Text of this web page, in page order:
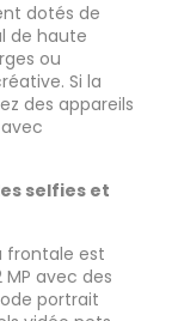
dotés de
de haute
ou
Si la
des appareils
selfies et
frontale est
avec des
portrait